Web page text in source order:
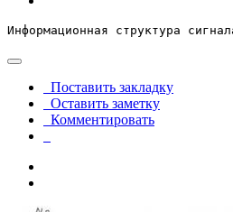
Информационная структура
Поставить закладку
Оставить заметку
Комментировать